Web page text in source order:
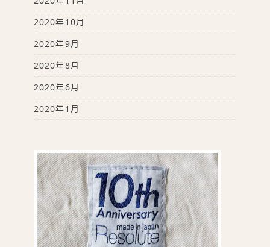
2020年10月
2020年9月
2020年8月
2020年6月
2020年1月